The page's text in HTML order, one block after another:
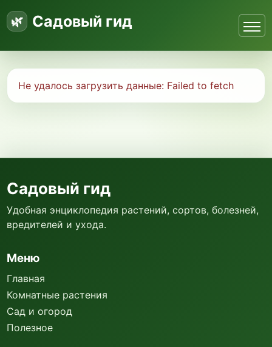
Садовый гид
Не удалось загрузить данные: Failed to fetch
Садовый гид
Удобная энциклопедия растений, сортов, болезней,
вредителей и ухода.
Меню
Главная
Комнатные растения
Сад и огород
Полезное